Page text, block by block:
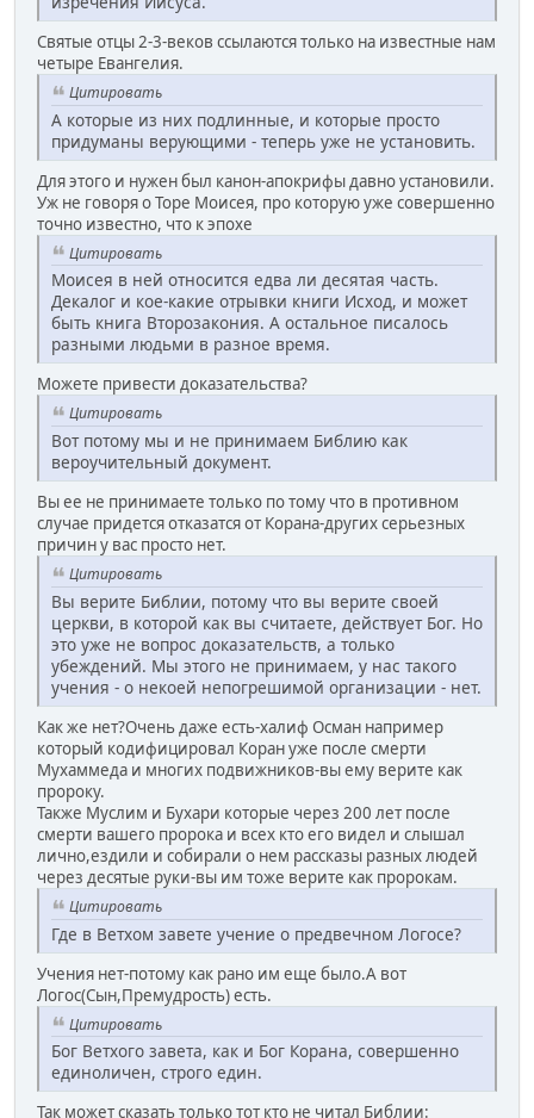
Святые отцы 2-3-веков ссылаются только на известные нам
четыре Евангелия.
Цитировать
А которые из них подлинные, и которые просто
придуманы верующими - теперь уже не установить.
Для этого и нужен был канон-апокрифы давно установили.
Уж не говоря о Торе Моисея, про которую уже совершенно
точно известно, что к эпохе
Цитировать
Моисея в ней относится едва ли десятая часть.
Декалог и кое-какие отрывки книги Исход, и может
быть книга Второзакония. А остальное писалось
разными людьми в разное время.
Можете привести доказательства?
Цитировать
Вот потому мы и не принимаем Библию как
вероучительный документ.
Вы ее не принимаете только по тому что в противном
случае придется отказатся от Корана-других серьезных
причин у вас просто нет.
Цитировать
Вы верите Библии, потому что вы верите своей
церкви, в которой как вы считаете, действует Бог. Но
это уже не вопрос доказательств, а только
убеждений. Мы этого не принимаем, у нас такого
учения - о некоей непогрешимой организации - нет.
Как же нет?Очень даже есть-халиф Осман например
который кодифицировал Коран уже после смерти
Мухаммеда и многих подвижников-вы ему верите как
пророку.
Также Муслим и Бухари которые через 200 лет после
смерти вашего пророка и всех кто его видел и слышал
лично,ездили и собирали о нем рассказы разных людей
через десятые руки-вы им тоже верите как пророкам.
Цитировать
Где в Ветхом завете учение о предвечном Логосе?
Учения нет-потому как рано им еще было.А вот
Логос(Сын,Премудрость) есть.
Цитировать
Бог Ветхого завета, как и Бог Корана, совершенно
единоличен, строго един.
Так может сказать только тот кто не читал Библии: